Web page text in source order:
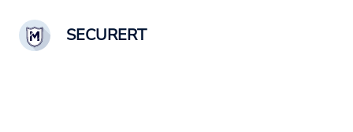
SECURERT